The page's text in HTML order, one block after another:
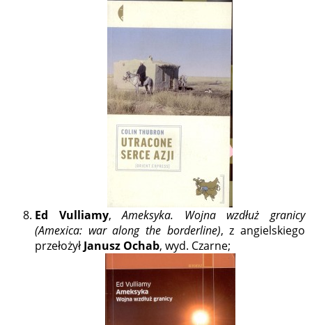
Ed Vulliamy,Ameksyka. Wojna wzdłuż granicy
(Amexica: war along the borderline), z angielskiego
przełożyłJanusz Ochab, wyd. Czarne;